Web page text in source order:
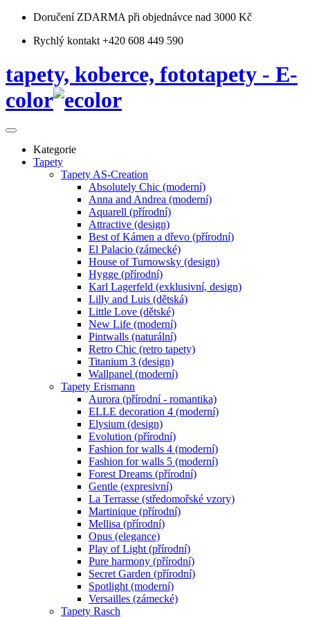
Doručení ZDARMA při objednávce nad 3000 Kč
Rychlý kontakt +420 608 449 590
tapety, koberce, fototapety - E-
color
Kategorie
Tapety
Tapety AS-Creation
Absolutely Chic (moderní)
Anna and Andrea (moderní)
Aquarell (přírodní)
Attractive (design)
Best of Kámen a dřevo (přírodní)
El Palacio (zámecké)
House of Turnowsky (design)
Hygge (přírodní)
Karl Lagerfeld (exklusivní, design)
Lilly and Luis (dětská)
Little Love (dětské)
New Life (moderní)
Pintwalls (naturální)
Retro Chic (retro tapety)
Titanium 3 (design)
Wallpanel (moderní)
Tapety Erismann
Aurora (přírodní - romantika)
ELLE decoration 4 (moderní)
Elysium (design)
Evolution (přírodní)
Fashion for walls 4 (moderní)
Fashion for walls 5 (moderní)
Forest Dreams (přírodní)
Gentle (expresivní)
La Terrasse (středomořské vzory)
Martinique (přírodní)
Mellisa (přírodní)
Opus (elegance)
Play of Light (přírodní)
Pure harmony (přírodní)
Secret Garden (přírodní)
Spotlight (moderní)
Versailles (zámecké)
Tapety Rasch